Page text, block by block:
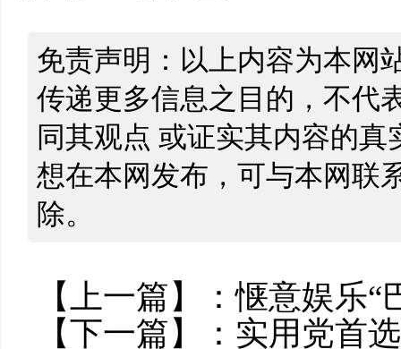
免责声明：以上内容为本网
传递更多信息之目的，不代
同其观点 或证实其内容的
想在本网发布，可与本网联
除。
【上一篇】：惬意娱乐“
【下一篇】： 实用党首